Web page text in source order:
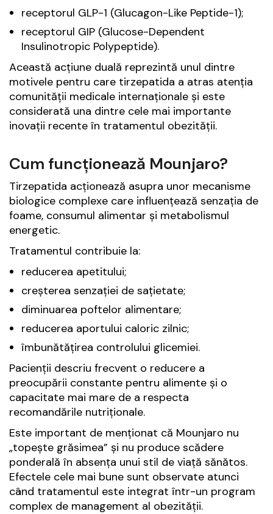
receptorul GLP-1 (Glucagon-Like Peptide-1);
receptorul GIP (Glucose-Dependent
Insulinotropic Polypeptide).
Această acțiune duală reprezintă unul dintre
motivele pentru care tirzepatida a atras atenția
comunității medicale internaționale și este
considerată una dintre cele mai importante
inovații recente în tratamentul obezității.
Cum funcționează Mounjaro?
Tirzepatida acționează asupra unor mecanisme
biologice complexe care influențează senzația de
foame, consumul alimentar și metabolismul
energetic.
Tratamentul contribuie la:
reducerea apetitului;
creșterea senzației de sațietate;
diminuarea poftelor alimentare;
reducerea aportului caloric zilnic;
îmbunătățirea controlului glicemiei.
Pacienții descriu frecvent o reducere a
preocupării constante pentru alimente și o
capacitate mai mare de a respecta
recomandările nutriționale.
Este important de menționat că Mounjaro nu
„topește grăsimea” și nu produce scădere
ponderală în absența unui stil de viață sănătos.
Efectele cele mai bune sunt observate atunci
când tratamentul este integrat într-un program
complex de management al obezității.